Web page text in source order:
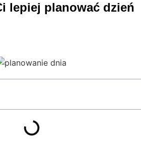
lepiej planować dzień